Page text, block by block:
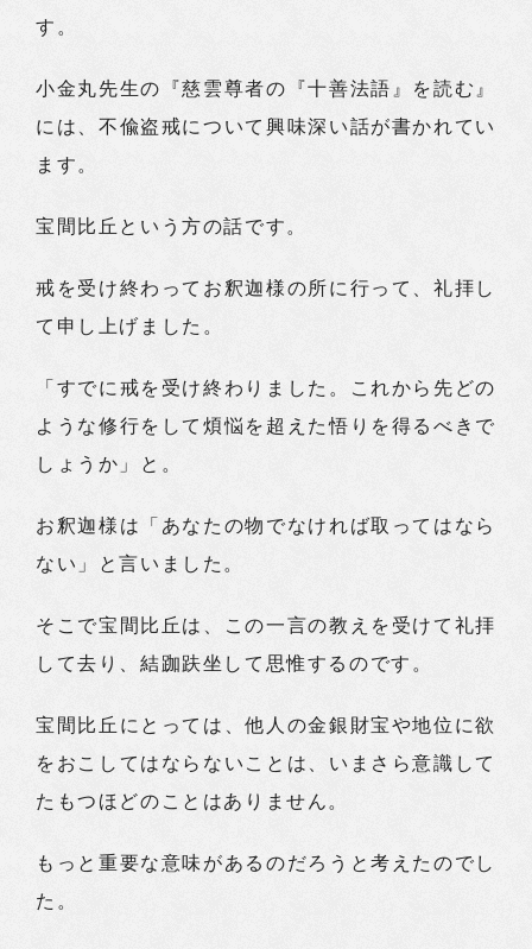
す。
小金丸先生の『慈雲尊者の『十善法語』を読む』
には、不偸盗戒について興味深い話が書かれてい
ます。
宝間比丘という方の話です。
戒を受け終わってお釈迦様の所に行って、礼拝し
て申し上げました。
「すでに戒を受け終わりました。これから先どの
ような修行をして煩悩を超えた悟りを得るべきで
しょうか」と。
お釈迦様は「あなたの物でなければ取ってはなら
ない」と言いました。
そこで宝間比丘は、この一言の教えを受けて礼拝
して去り、結跏趺坐して思惟するのです。
宝間比丘にとっては、他人の金銀財宝や地位に欲
をおこしてはならないことは、いまさら意識して
たもつほどのことはありません。
もっと重要な意味があるのだろうと考えたのでし
た。